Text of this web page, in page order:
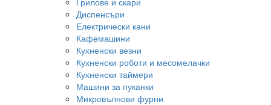
Диспенсъри
Електрически кани
Кафемашини
Кухненски везни
Кухненски роботи и месомелачки
Кухненски таймери
Машини за пуканки
Микровълнови фурни